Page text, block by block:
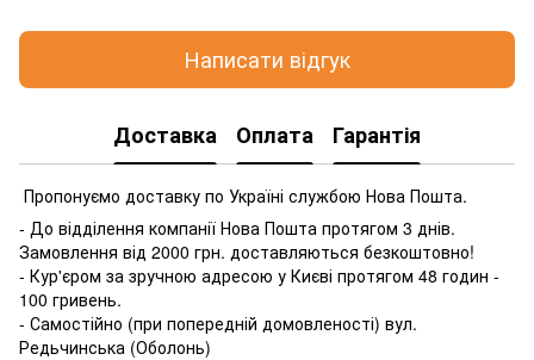
Написати відгук
Доставка Оплата Гарантія
Пропонуємо доставку по Україні службою Нова Пошта.
- До відділення компанії Нова Пошта протягом 3 днів.
Замовлення від 2000 грн. доставляються безкоштовно!
- Кур'єром за зручною адресою у Києві протягом 48 годин -
100 гривень.
- Самостійно (при попередній домовленості) вул.
Редьчинська (Оболонь)